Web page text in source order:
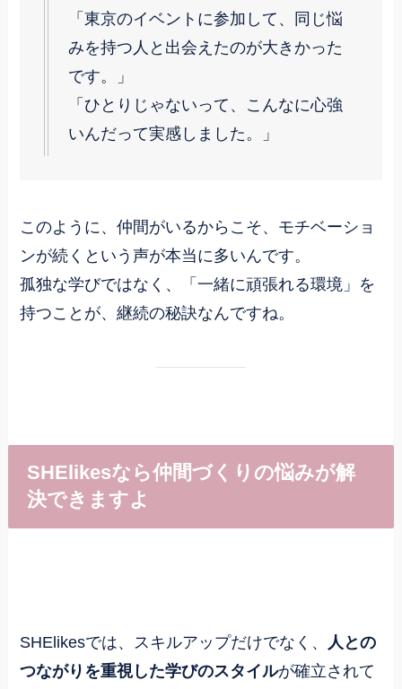
「東京のイベントに参加して、同じ悩
みを持つ人と出会えたのが大きかった
です。」
「ひとりじゃないって、こんなに心強
いんだって実感しました。」
このように、仲間がいるからこそ、モチベーショ
ンが続くという声が本当に多いんです。
孤独な学びではなく、「一緒に頑張れる環境」を
持つことが、継続の秘訣なんですね。
SHElikesなら仲間づくりの悩みが解
決できますよ
SHElikesでは、スキルアップだけでなく、
人との
つながりを重視した学びのスタイルが確立されて